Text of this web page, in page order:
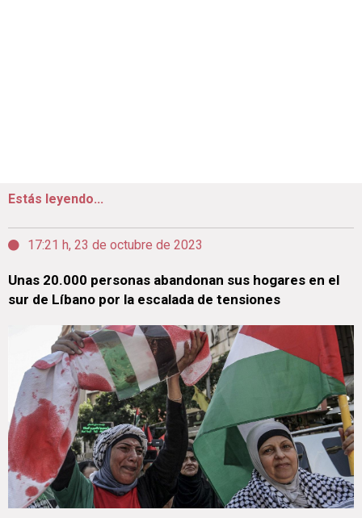
Estás leyendo...
17:21 h, 23 de octubre de 2023
Unas 20.000 personas abandonan sus hogares en el
sur de Líbano por la escalada de tensiones